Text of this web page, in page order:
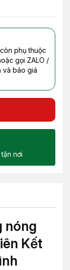
phụ thuộc
gọi ZALO /
và báo giá
nơi
nóng
Kết